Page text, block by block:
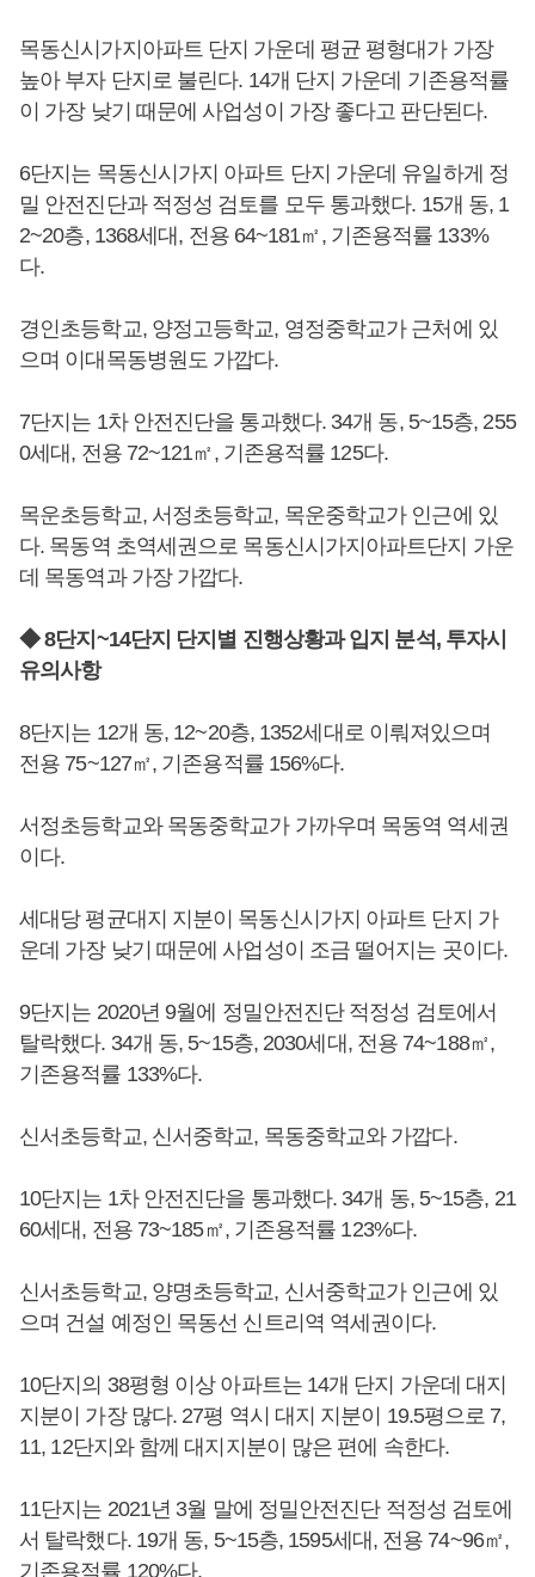
목동신시가지아파트 단지 가운데 평균 평형대가 가장
높아 부자 단지로 불린다. 14개 단지 가운데 기존용적률
이 가장 낮기 때문에 사업성이 가장 좋다고 판단된다.
6단지는 목동신시가지 아파트 단지 가운데 유일하게 정
밀 안전진단과 적정성 검토를 모두 통과했다. 15개 동, 1
2~20층, 1368세대, 전용 64~181㎡, 기존용적률 133%
다.
경인초등학교, 양정고등학교, 영정중학교가 근처에 있
으며 이대목동병원도 가깝다.
7단지는 1차 안전진단을 통과했다. 34개 동, 5~15층, 255
0세대, 전용 72~121㎡, 기존용적률 125다.
목운초등학교, 서정초등학교, 목운중학교가 인근에 있
다. 목동역 초역세권으로 목동신시가지아파트단지 가운
데 목동역과 가장 가깝다.
◆ 8단지~14단지 단지별 진행상황과 입지 분석, 투자시
유의사항
8단지는 12개 동, 12~20층, 1352세대로 이뤄져있으며
전용 75~127㎡, 기존용적률 156%다.
서정초등학교와 목동중학교가 가까우며 목동역 역세권
이다.
세대당 평균대지 지분이 목동신시가지 아파트 단지 가
운데 가장 낮기 때문에 사업성이 조금 떨어지는 곳이다.
9단지는 2020년 9월에 정밀안전진단 적정성 검토에서
탈락했다. 34개 동, 5~15층, 2030세대, 전용 74~188㎡,
기존용적률 133%다.
신서초등학교, 신서중학교, 목동중학교와 가깝다.
10단지는 1차 안전진단을 통과했다. 34개 동, 5~15층, 21
60세대, 전용 73~185㎡, 기존용적률 123%다.
신서초등학교, 양명초등학교, 신서중학교가 인근에 있
으며 건설 예정인 목동선 신트리역 역세권이다.
10단지의 38평형 이상 아파트는 14개 단지 가운데 대지
지분이 가장 많다. 27평 역시 대지 지분이 19.5평으로 7,
11, 12단지와 함께 대지지분이 많은 편에 속한다.
11단지는 2021년 3월 말에 정밀안전진단 적정성 검토에
서 탈락했다. 19개 동, 5~15층, 1595세대, 전용 74~96㎡,
기존용적률 120%다.